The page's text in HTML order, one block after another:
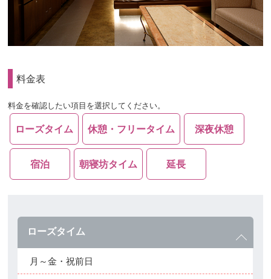
料金表
料金を確認したい項目を選択してください。
ローズタイム 休憩・フリータイム 深夜休憩
宿泊 朝寝坊タイム 延長
ローズタイム
月～金・祝前日